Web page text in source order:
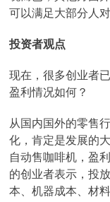
可以满足大部分人
投资者观点
现在，很多创业者
盈利情况如何？
从国内国外的零售
化，肯定是发展的
自动售咖啡机，盈
的创业者表示，投
本、机器成本、材